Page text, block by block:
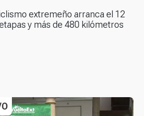
extremeño arranca el 12
y más de 480 kilómetros